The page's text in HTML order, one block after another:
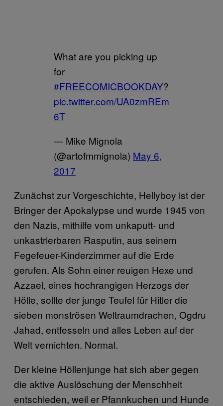
What are you picking up
for
#FREECOMICBOOKDAY?
pic.twitter.com/UA0zmREm
6T
— Mike Mignola
(@artofmmignola) May 6,
2017
Zunächst zur Vorgeschichte, Hellyboy ist der
Bringer der Apokalypse und wurde 1945 von
den Nazis, mithilfe vom unkaputt- und
unkastrierbaren Rasputin, aus seinem
Fegefeuer-Kinderzimmer auf die Erde
gerufen. Als Sohn einer reuigen Hexe und
Azzael, eines hochrangigen Herzogs der
Hölle, sollte der junge Teufel für Hitler die
sieben monströsen Weltraumdrachen, Ogdru
Jahad, entfesseln und alles Leben auf der
Welt vernichten. Normal.
Der kleine Höllenjunge hat sich aber gegen
die aktive Auslöschung der Menschheit
entschieden, weil er Pfannkuchen und Hunde